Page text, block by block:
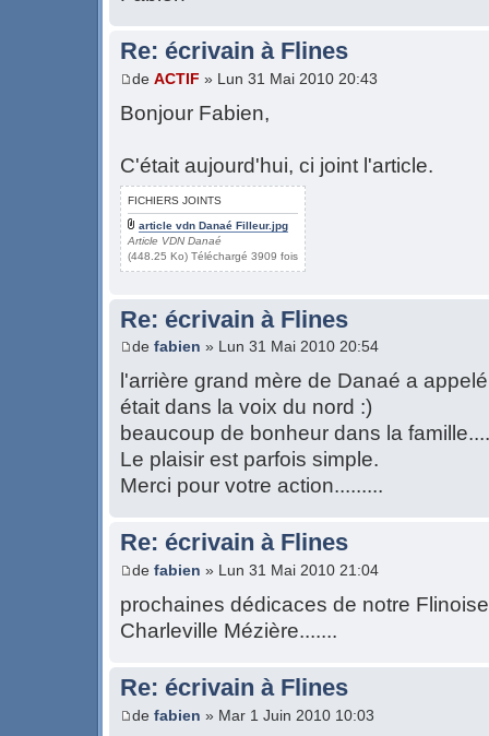
Re: écrivain à Flines
de ACTIF » Lun 31 Mai 2010 20:43
Bonjour Fabien,
C'était aujourd'hui, ci joint l'article.
FICHIERS JOINTS
article vdn Danaé Filleur.jpg
Article VDN Danaé
(448.25 Ko) Téléchargé 3909 fois
Re: écrivain à Flines
de fabien » Lun 31 Mai 2010 20:54
l'arrière grand mère de Danaé a
était dans la voix du nord :)
beaucoup de bonheur dans la
Le plaisir est parfois simple.
Merci pour votre action.........
Re: écrivain à Flines
de fabien » Lun 31 Mai 2010 21:04
prochaines dédicaces de notre
Charleville Mézière.......
Re: écrivain à Flines
de fabien » Mar 1 Juin 2010 10:03